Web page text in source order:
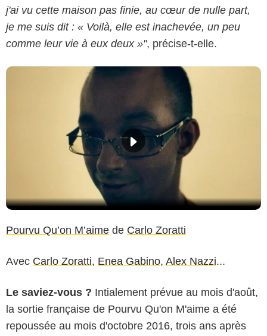
j'ai vu cette maison pas finie, au cœur de nulle part,
je me suis dit : « Voilà, elle est inachevée, un peu
comme leur vie à eux deux »", précise-t-elle.
Pourvu Qu’on M’aime de Carlo Zoratti
Avec Carlo Zoratti, Enea Gabino, Alex Nazzi...
Le saviez-vous ? Intialement prévue au mois d'août,
la sortie française de Pourvu Qu'on M'aime a été
repoussée au mois d'octobre 2016, trois ans après